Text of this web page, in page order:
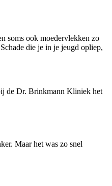
soms ook moedervlekken zo
die je in je jeugd opliep,
de Dr. Brinkmann Kliniek het
Maar het was zo snel